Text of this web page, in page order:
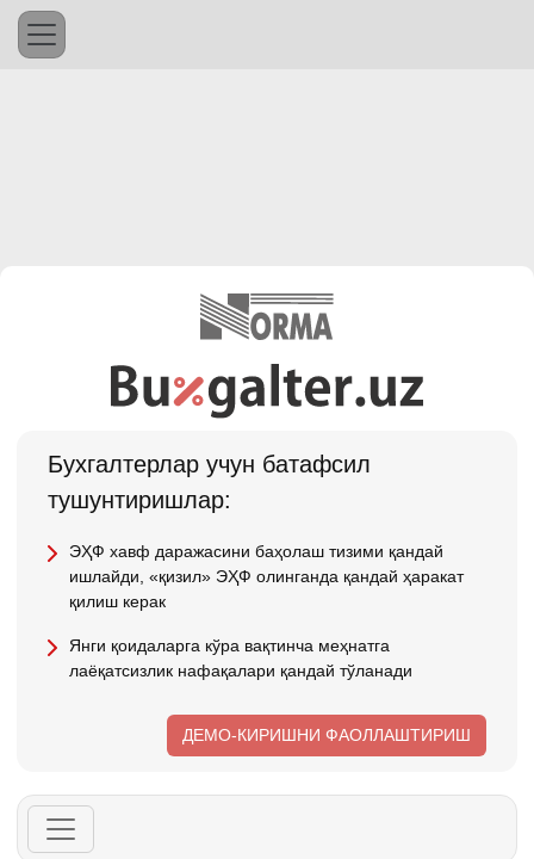
Бухгалтерлар учун батафсил
тушунтиришлар:
ЭҲФ хавф даражасини баҳолаш тизими қандай
ишлайди, «қизил» ЭҲФ олинганда қандай ҳаракат
қилиш керак
Янги қоидаларга кўра вақтинча меҳнатга
лаёқатсизлик нафақалари қандай тўланади
ДЕМО-КИРИШНИ ФАОЛЛАШТИРИШ